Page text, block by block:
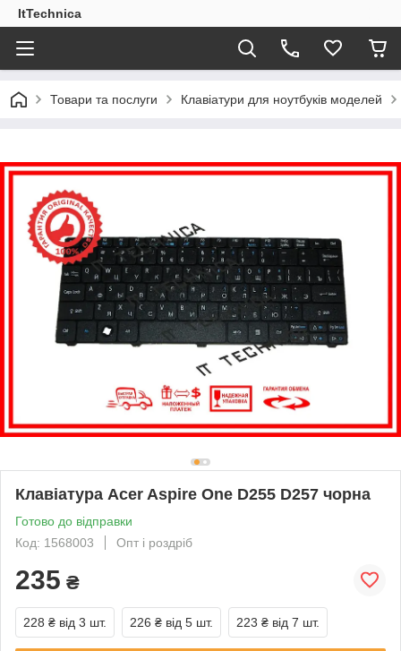
ItTechnica
Товари та послуги Клавіатури для ноутбуків моделей
Клавіатура Acer Aspire One D255 D257 чорна
Готово до відправки
Код: 1568003
Опт і роздріб
235 ₴
228 ₴ від 3 шт. 226 ₴ від 5 шт. 223 ₴ від 7 шт.